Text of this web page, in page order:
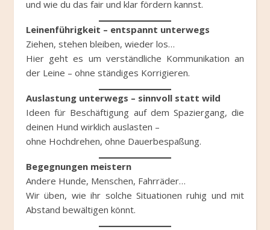
und wie du das fair und klar fördern kannst.
Leinenführigkeit – entspannt unterwegs
Ziehen, stehen bleiben, wieder los…
Hier geht es um verständliche Kommunikation an
der Leine – ohne ständiges Korrigieren.
Auslastung unterwegs – sinnvoll statt wild
Ideen für Beschäftigung auf dem Spaziergang, die
deinen Hund wirklich auslasten –
ohne Hochdrehen, ohne Dauerbespaßung.
Begegnungen meistern
Andere Hunde, Menschen, Fahrräder…
Wir üben, wie ihr solche Situationen ruhig und mit
Abstand bewältigen könnt.